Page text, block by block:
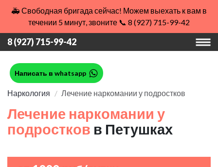
🚑 Свободная бригада сейчас! Можем выехать к вам в
течении 5 минут, звоните 📞 8 (927) 715-99-42
8 (927) 715-99-42
Написать в whatsapp
Наркология Лечение наркомании у подростков
Лечение наркомании у
подростков в Петушках